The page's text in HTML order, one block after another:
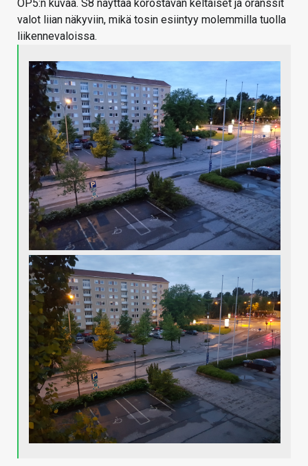
OP5:n kuvaa. S8 näyttää korostavan keltaiset ja oranssit
valot liian näkyviin, mikä tosin esiintyy molemmilla tuolla
liikennevaloissa.